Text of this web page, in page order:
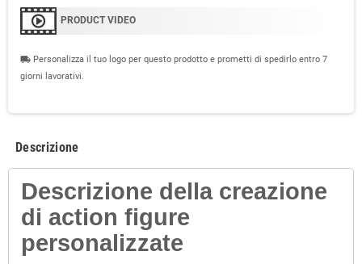
PRODUCT VIDEO
local_shipping Personalizza il tuo logo per questo prodotto e prometti di spedirlo entro 7
giorni lavorativi.
Descrizione
Descrizione della creazione
di action figure
personalizzate